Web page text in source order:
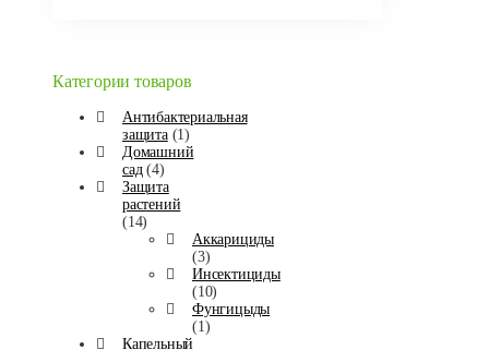
Категории товаров
Антибактериальная
защита (1)
Домашний
сад (4)
Защита
растений
(14)
Аккарициды
(3)
Инсектициды
(10)
Фунгицыды
(1)
Капельный